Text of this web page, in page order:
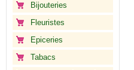
Bijouteries
Fleuristes
Epiceries
Tabacs